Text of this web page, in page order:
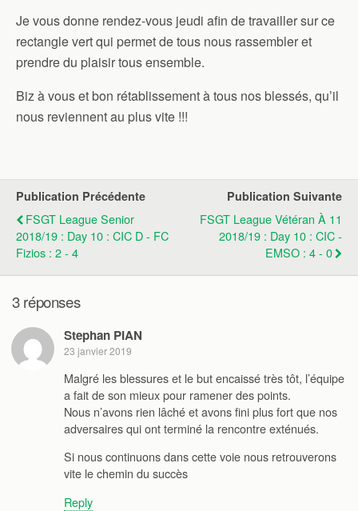
Je vous donne rendez-vous jeudi afin de travailler sur ce
rectangle vert qui permet de tous nous rassembler et
prendre du plaisir tous ensemble.
Biz à vous et bon rétablissement à tous nos blessés, qu’il
nous reviennent au plus vite !!!
Publication Précédente
FSGT League Senior
2018/19 : Day 10 : CIC D - FC
Fizios : 2 - 4
Publication Suivante
FSGT League Vétéran À 11
2018/19 : Day 10 : CIC -
EMSO : 4 - 0
3 réponses
Stephan PIAN
23 janvier 2019
Malgré les blessures et le but encaissé très tôt, l’équipe
a fait de son mieux pour ramener des points.
Nous n’avons rien lâché et avons fini plus fort que nos
adversaires qui ont terminé la rencontre exténués.
Si nous continuons dans cette voie nous retrouverons
vite le chemin du succès
Reply